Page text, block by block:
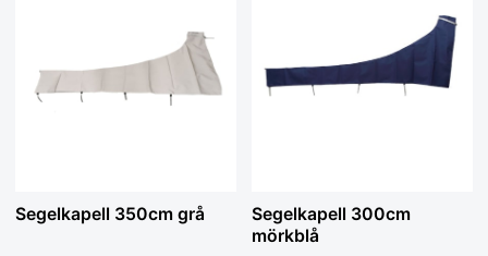
Segelkapell 350cm grå
Segelkapell 300cm
mörkblå